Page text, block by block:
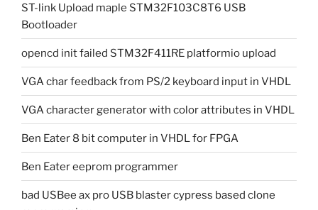
ST-link Upload maple STM32F103C8T6 USB
Bootloader
opencd init failed STM32F411RE platformio upload
VGA char feedback from PS/2 keyboard input in VHDL
VGA character generator with color attributes in VHDL
Ben Eater 8 bit computer in VHDL for FPGA
Ben Eater eeprom programmer
bad USBee ax pro USB blaster cypress based clone